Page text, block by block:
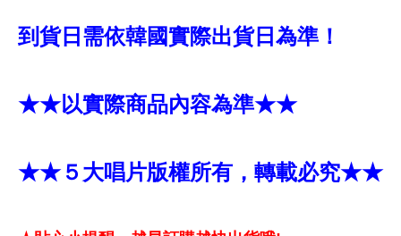
到貨日需依韓國實際出貨日為準！
★★以實際商品內容為準★★
★★５大唱片版權所有，轉載必究★★